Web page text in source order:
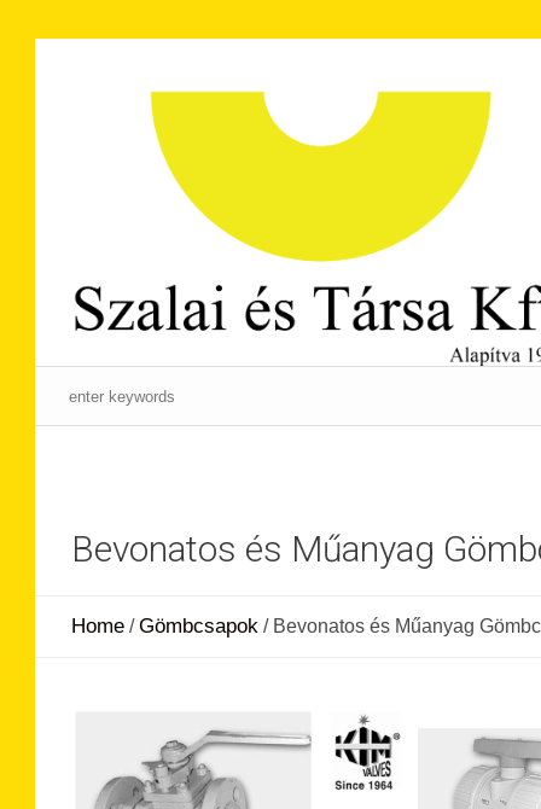
Bevonatos és Műanyag
Home /Gömbcsapok / Bevonatos és Műanyag